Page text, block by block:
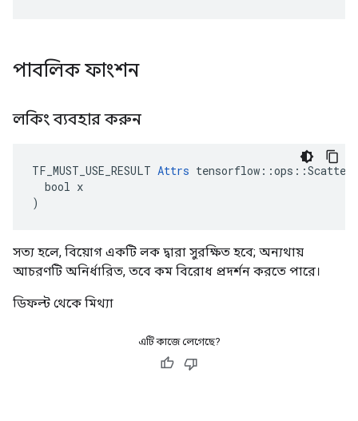
পাবলিক ফাংশন
লকিং ব্যবহার করুন
TF_MUST_USE_RESULT Attrs
  bool x
)
সত্য হলে, বিয়োগ একটি লক দ্বারা সুরক্ষিত হবে; অন্যথায়
আচরণটি অনির্ধারিত, তবে কম বিরোধ প্রদর্শন করতে পারে।
ডিফল্ট থেকে মিথ্যা
এটি কাজে লেগেছে?